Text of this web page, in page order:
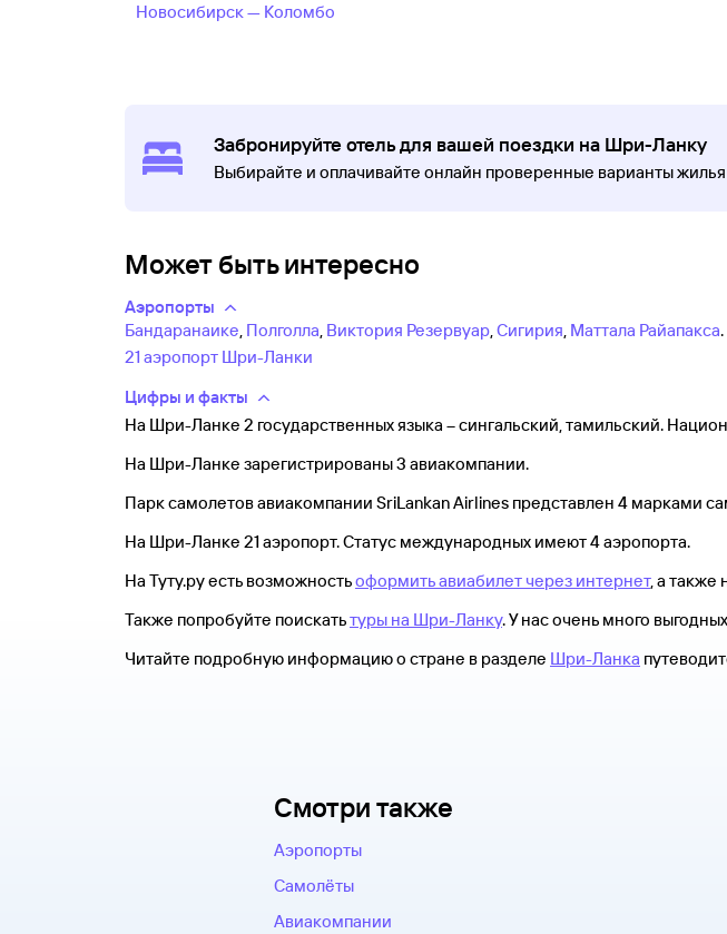
Новосибирск — Коломбо
Забронируйте отель для вашей поездки на Шри-Ланку
Выбирайте и оплачивайте онлайн проверенные варианты жилья
Может быть интересно
Аэропорты
Бандаранаике, Полголла, Виктория Резервуар,Сигирия, Маттала Райапакса.
21 аэропорт Шри-Ланки
Цифры и факты
На Шри-Ланке 2 государственных языка – сингальский, тамильский.
На Шри-Ланке зарегистрированы 3 авиакомпании.
Парк самолетов авиакомпании SriLankan Airlines представлен 4 марками
На Шри-Ланке 21 аэропорт. Статус международных имеют 4 аэропорта.
На Туту.ру есть возможностьоформить авиабилет через интернет, а также
Также попробуйте поискатьтуры на Шри-Ланку. У нас очень много
Читайте подробную информацию о стране в разделе Шри-Ланка
Смотри также
Аэропорты
Самолёты
Авиакомпании